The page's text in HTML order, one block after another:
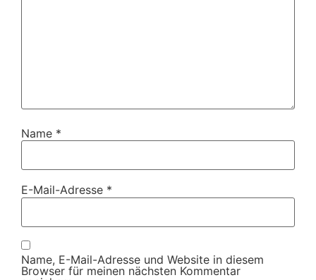
Name *
E-Mail-Adresse *
Name, E-Mail-Adresse und Website in diesem
Browser für meinen nächsten Kommentar